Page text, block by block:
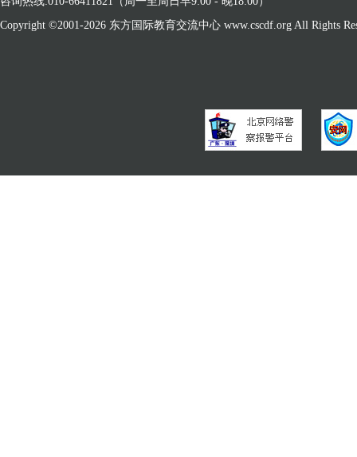
Copyright ©2001-2026 东方国际教育交流中心 www.cscdf.org All Rights